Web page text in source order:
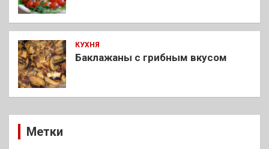
КУХНЯ
Баклажаны с грибным вкусом
Метки